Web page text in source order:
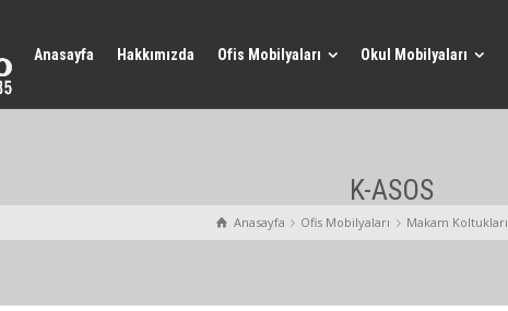
Anasayfa Hakkımızda Ofis Mobilyaları Okul Mobilyaları
K-ASOS
Anasayfa Ofis Mobilyaları Makam Koltukları